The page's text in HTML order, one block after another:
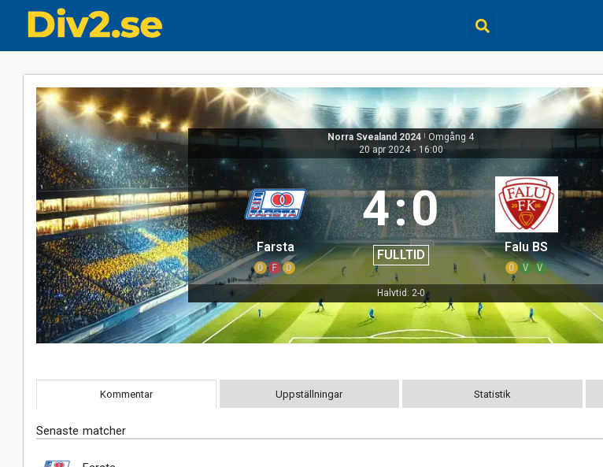
Norra Svealand 2024 | Omgång 4
20 apr 2024 - 16:00
Farsta
O F O
4:0
FULLTID Falu BS
O V V
Halvtid: 2-0
Kommentar Uppställningar Statistik
Senaste matcher